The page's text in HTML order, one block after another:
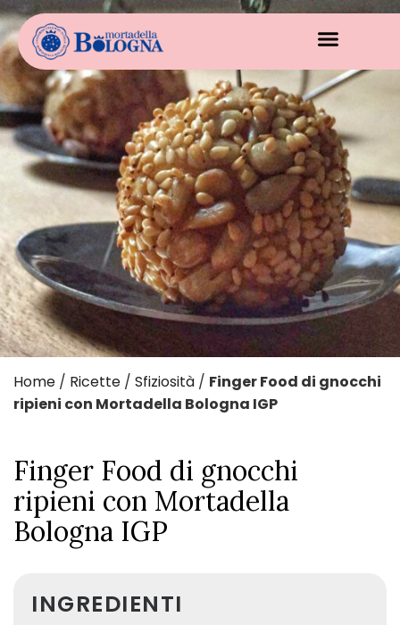
Home / Ricette / Sfiziosità / Finger Food di gnocchi
ripieni con Mortadella Bologna IGP
Finger Food di gnocchi
ripieni con Mortadella
Bologna IGP
INGREDIENTI